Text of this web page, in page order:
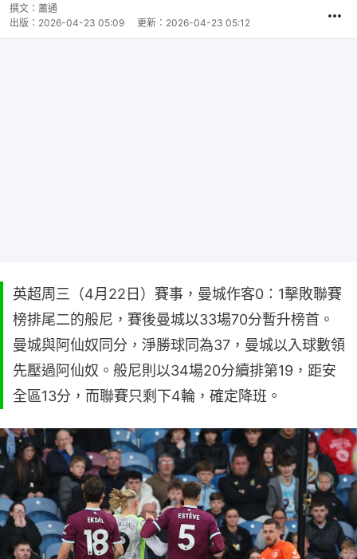
撰文： 蕭通
出版： 2026-04-23 05:09 更新： 2026-04-23 05:12
英超周三（4月22日）賽事，曼城作客0：1擊敗聯賽
榜排尾二的般尼，賽後曼城以33場70分暫升榜首。
曼城與阿仙奴同分，淨勝球同為37，曼城以入球數領
先壓過阿仙奴。般尼則以34場20分續排第19，距安
全區13分，而聯賽只剩下4輪，確定降班。